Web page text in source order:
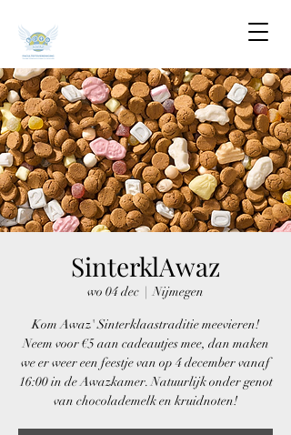
SinterklAwaz
wo 04 dec
  |
Nijmegen
Kom Awaz' Sinterklaastraditie meevieren!
Neem voor €5 aan cadeautjes mee, dan maken
we er weer een feestje van op 4 december vanaf
16:00 in de Awazkamer. Natuurlijk onder genot
van chocolademelk en kruidnoten!